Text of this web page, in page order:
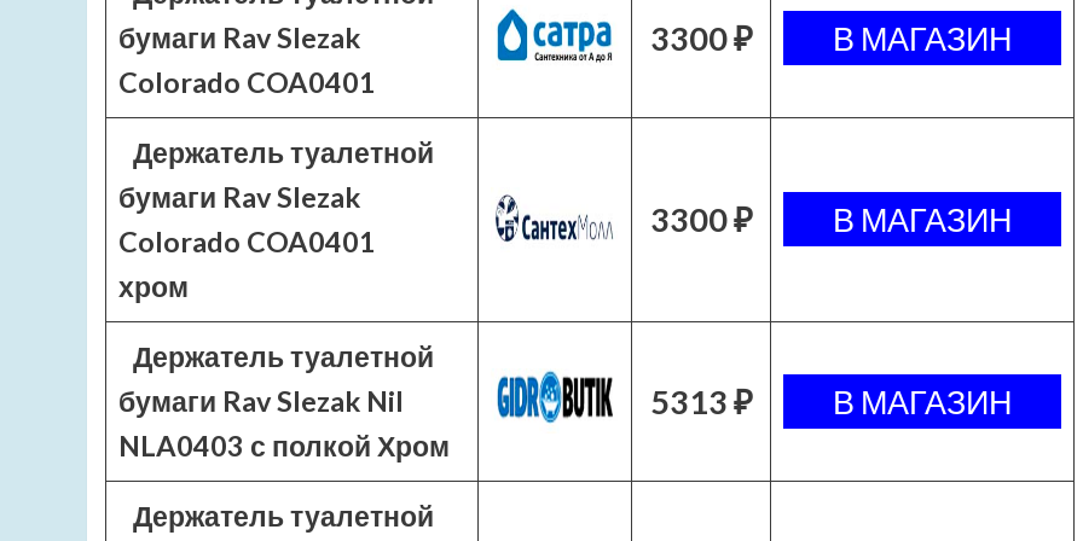
бумаги Rav Slezak
Colorado COA0401
3300 ₽
Держатель туалетной
бумаги Rav Slezak
Colorado COA0401
хром
3300 ₽
Держатель туалетной
бумаги Rav Slezak Nil
NLA0403 с полкой Хром
5313 ₽
Держатель туалетной